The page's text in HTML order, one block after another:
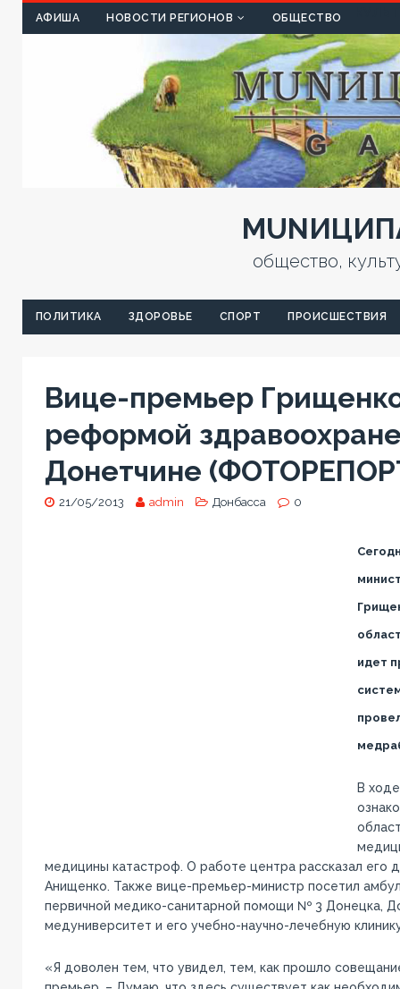
АФИША НОВОСТИ РЕГИОНОВ ОБЩЕСТВО
общество,
ПОЛИТИКА ЗДОРОВЬЕ СПОРТ ПРОИСШЕСТВИЯ
Вице-премьер
реформой
Донетчине
21/05/2013 admin Донбасса 0
идет
В
медицины катастроф. О работе центра рассказал его
Анищенко. Также вице-премьер-министр посетил
первичной медико-санитарной помощи № 3 Донецка,
медуниверситет и его учебно-научно-лечебную
«Я доволен тем, что увидел, тем, как прошло